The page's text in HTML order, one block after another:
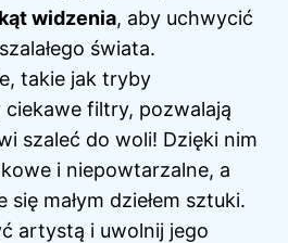
widzenia, aby uchwycić
świata.
takie jak tryby
filtry, pozwalają
szaleć do woli! Dzięki nim
i niepowtarzalne, a
małym dziełem sztuki.
artystą i uwolnij jego